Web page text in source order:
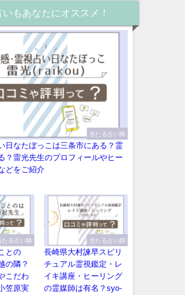
いもあなたにオススメ！
当たる占い師
日なたぼっこは三条市にある？霊
？雷光先生のプロフィールやヒー
どをご紹介
たる占い師
との
の隣？
こだわ
笠原実
当たる占い師
長崎県大村諫早スピリ
チュアル霊視鑑定・レ
イキ講座・ヒーリング
の霊媒師は有名？syo-